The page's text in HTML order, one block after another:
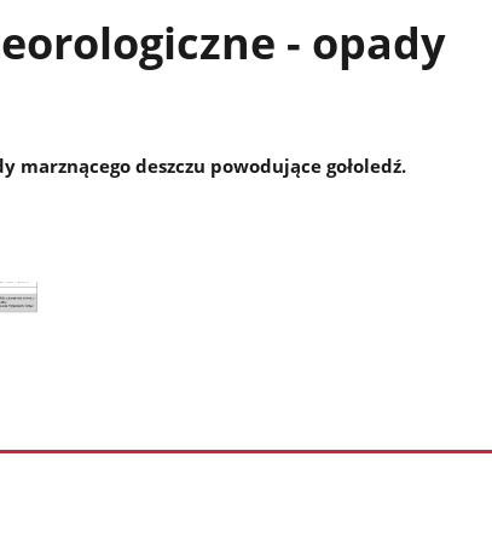
- opady
marznącego deszczu powodujące gołoledź.